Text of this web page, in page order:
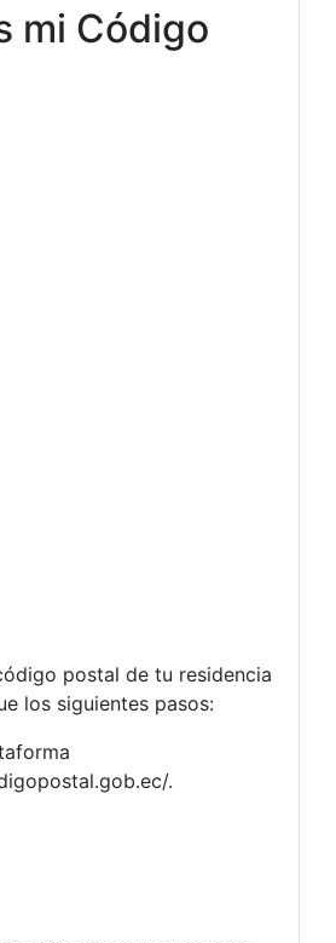
mi Código
postal de tu residencia
los siguientes pasos:
.